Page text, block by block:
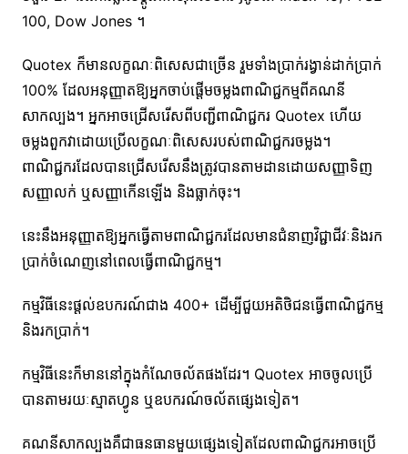
100, Dow Jones ។
Quotex ក៏មានលក្ខណៈពិសេសជាច្រើន រួមទាំងប្រាក់រង្វាន់ដាក់ប្រាក់
100% ដែលអនុញ្ញាតឱ្យអ្នកចាប់ផ្តើមចម្លងពាណិជ្ជកម្មពីគណនី
សាកល្បង។ អ្នកអាចជ្រើសរើសពីបញ្ជីពាណិជ្ជករ Quotex ហើយ
ចម្លងពួកវាដោយប្រើលក្ខណៈពិសេសរបស់ពាណិជ្ជករចម្លង។
ពាណិជ្ជករដែលបានជ្រើសរើសនឹងត្រូវបានតាមដានដោយសញ្ញាទិញ
សញ្ញាលក់ ឬសញ្ញាកើនឡើង និងធ្លាក់ចុះ។
នេះនឹងអនុញ្ញាតឱ្យអ្នកធ្វើតាមពាណិជ្ជករដែលមានជំនាញវិជ្ជាជីវៈនិងរក
ប្រាក់ចំណេញនៅពេលធ្វើពាណិជ្ជកម្ម។
កម្មវិធីនេះផ្តល់ឧបករណ៍ជាង 400+ ដើម្បីជួយអតិថិជនធ្វើពាណិជ្ជកម្ម
និងរកប្រាក់។
កម្មវិធីនេះក៏មាននៅក្នុងកំណែចល័តផងដែរ។ Quotex អាចចូលប្រើ
បានតាមរយៈស្មាតហ្វូន ឬឧបករណ៍ចល័តផ្សេងទៀត។
គណនីសាកល្បងគឺជាធនធានមួយផ្សេងទៀតដែលពាណិជ្ជករអាចប្រើ